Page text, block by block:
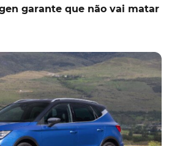
garante que não vai matar